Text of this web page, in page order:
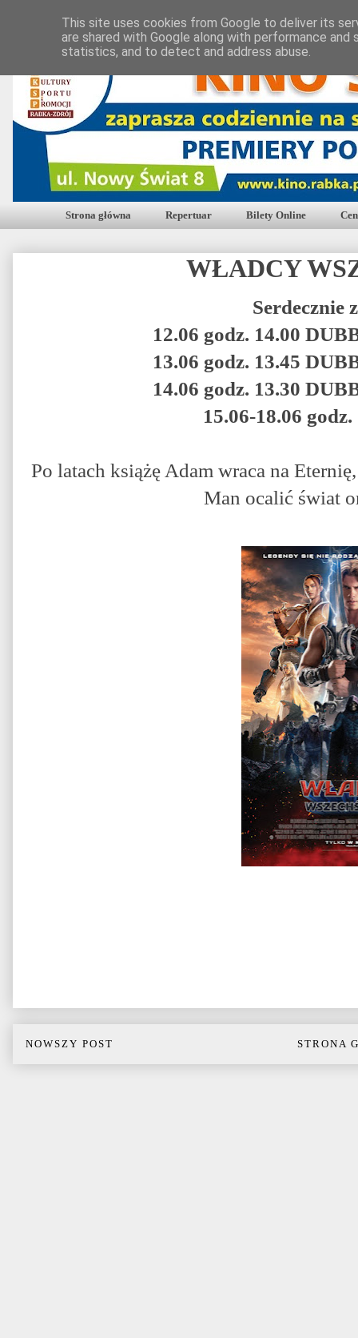
Strona główna Repertuar Bilety Online
WŁADCY
Serdecznie
12.06 godz. 14.00
13.06 godz. 13.45
14.06 godz. 13.30
15.06-18.06
Po latach książę Adam wraca na
Man ocalić świat
NOWSZY POST STRONA
This site uses cookies from Google to deliver its
are shared with Google along with performance
statistics, and to detect and address abuse.